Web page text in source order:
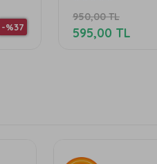
1.900,00 TL
695,00 TL